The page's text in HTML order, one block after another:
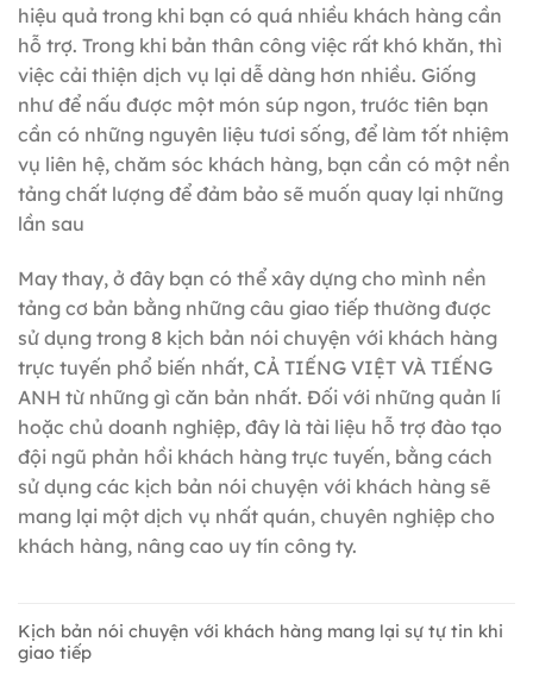
hiệu quả trong khi bạn có quá nhiều khách hàng cần
hỗ trợ. Trong khi bản thân công việc rất khó khăn, thì
việc cải thiện dịch vụ lại dễ dàng hơn nhiều. Giống
như để nấu được một món súp ngon, trước tiên bạn
cần có những nguyên liệu tươi sống, để làm tốt nhiệm
vụ liên hệ, chăm sóc khách hàng, bạn cần có một nền
tảng chất lượng để đảm bảo sẽ muốn quay lại những
lần sau
May thay, ở đây bạn có thể xây dựng cho mình nền
tảng cơ bản bằng những câu giao tiếp thường được
sử dụng trong 8 kịch bản nói chuyện với khách hàng
trực tuyến phổ biến nhất, CẢ TIẾNG VIỆT VÀ TIẾNG
ANH từ những gì căn bản nhất. Đối với những quản lí
hoặc chủ doanh nghiệp, đây là tài liệu hỗ trợ đào tạo
đội ngũ phản hồi khách hàng trực tuyến, bằng cách
sử dụng các kịch bản nói chuyện với khách hàng sẽ
mang lại một dịch vụ nhất quán, chuyên nghiệp cho
khách hàng, nâng cao uy tín công ty.
Kịch bản nói chuyện với khách hàng mang lại sự tự tin khi
giao tiếp